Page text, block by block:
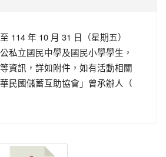
114 年 10 月 31 日（星期五）
私立國民中學及國民小學學生，
資訊，詳如附件，如有活動相關
民國儲蓄互助協會」曾承辦人（